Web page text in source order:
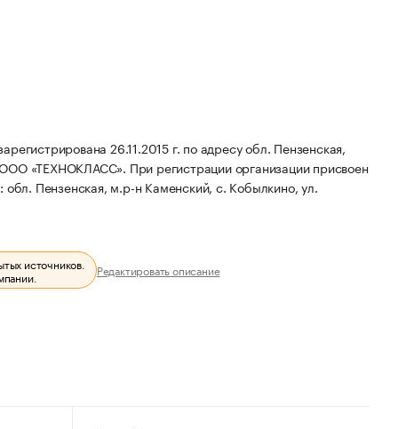
26.11.2015 г. по адресу обл. Пензенская,
ООО «ТЕХНОКЛАСС». При регистрации организации присвоен
Пензенская, м.р-н Каменский, с. Кобылкино, ул.
источников. Редактировать описание